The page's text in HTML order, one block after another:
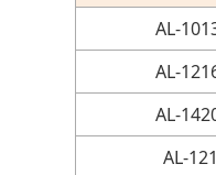
AL-
AL-
AL-
AL-